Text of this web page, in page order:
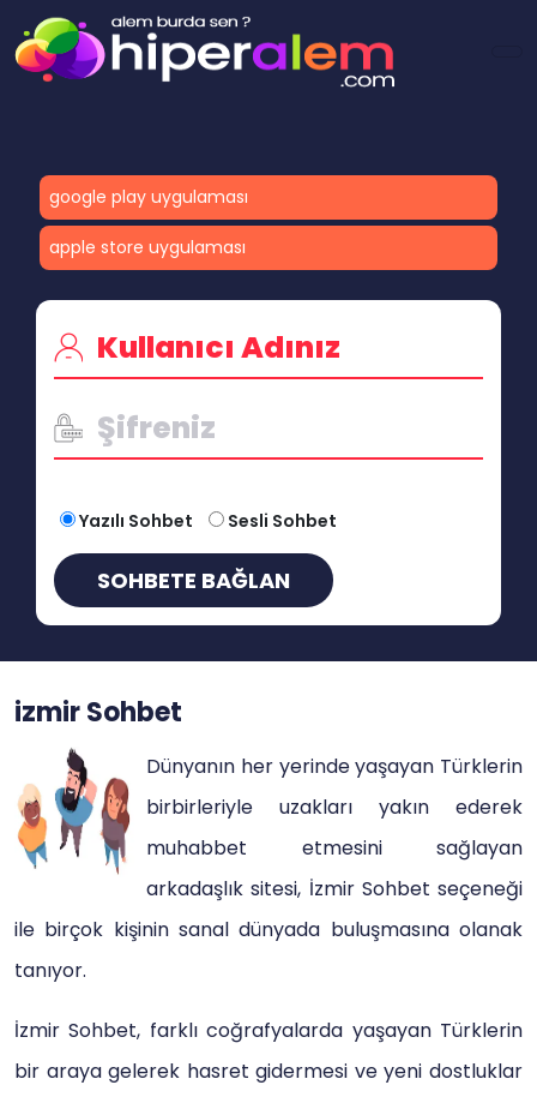
google play uygulaması
apple store uygulaması
Yazılı Sohbet Sesli Sohbet
SOHBETE BAĞLAN
izmir Sohbet
Dünyanın her yerinde yaşayan Türklerin
birbirleriyle uzakları yakın ederek
muhabbet etmesini sağlayan
arkadaşlık sitesi, İzmir Sohbet seçeneği
ile birçok kişinin sanal dünyada buluşmasına olanak
tanıyor.
İzmir Sohbet, farklı coğrafyalarda yaşayan Türklerin
bir araya gelerek hasret gidermesi ve yeni dostluklar